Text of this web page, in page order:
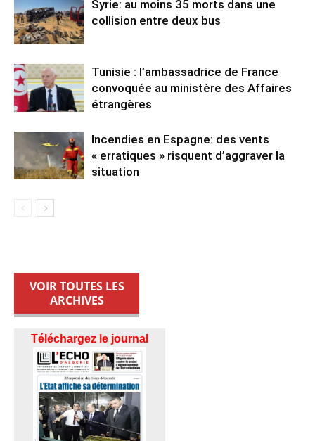
Syrie: au moins 35 morts dans une
collision entre deux bus
Tunisie : l’ambassadrice de France
convoquée au ministère des Affaires
étrangères
Incendies en Espagne: des vents
« erratiques » risquent d’aggraver la
situation
VOIR TOUTES LES
ARCHIVES